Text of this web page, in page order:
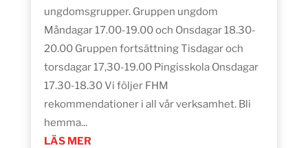
ungdomsgrupper. Gruppen ungdom
Måndagar 17.00-19.00 och Onsdagar 18.30-
20.00 Gruppen fortsättning Tisdagar och
torsdagar 17,30-19.00 Pingisskola Onsdagar
17.30-18.30 Vi följer FHM
rekommendationer i all vår verksamhet. Bli
hemma...
LÄS MER